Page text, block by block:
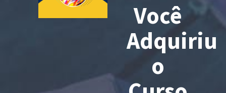
Você
Adquiriu
o